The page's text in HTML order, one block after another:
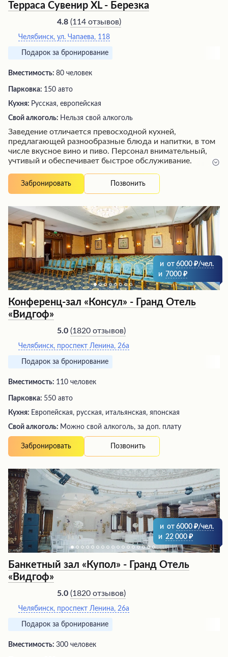
Терраса Сувенир XL - Березка
4.8 (114 отзывов)
Челябинск, ул. Чапаева, 118
Подарок за бронирование
Вместимость: 80 человек
Парковка: 150 авто
Кухня: Русская, европейская
Свой алкоголь: Нельзя свой алкоголь
Заведение отличается превосходной кухней,
предлагающей разнообразные блюда и напитки, в том
числе вкусное вино и пиво. Персонал внимательный,
учтивый и обеспечивает быстрое обслуживание.
красивый интерьер и приятная атмосфера, создающая
идеальные условия для отдыха. Здесь вы найдете
гарантирующий незабываемые впечатления.
Забронировать Позвонить
и от 6000
/чел.
и 7000
Конференц-зал «Консул» - Гранд Отель
«Видгоф»
5.0 (1820 отзывов)
Челябинск, проспект Ленина, 26а
Подарок за бронирование
Вместимость: 110 человек
Парковка: 550 авто
Кухня: Европейская, русская, итальянская, японская
Свой алкоголь: Можно свой алкоголь, за доп. плату
Забронировать Позвонить
и от 6000
/чел.
и 22 000
Банкетный зал «Купол» - Гранд Отель
«Видгоф»
5.0 (1820 отзывов)
Челябинск, проспект Ленина, 26а
Подарок за бронирование
Вместимость: 300 человек